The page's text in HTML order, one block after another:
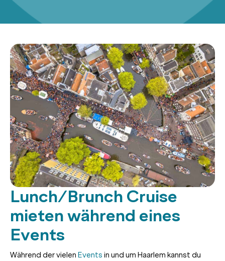
Lunch/Brunch Cruise
mieten während eines
Events
Während der vielen Events in und um Haarlem kannst du